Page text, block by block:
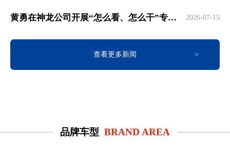
黄勇在神龙公司开展“怎么看、怎么干”专题形势任务教育宣讲 2026-07-15
查看更多新闻
品牌车型 BRAND AREA